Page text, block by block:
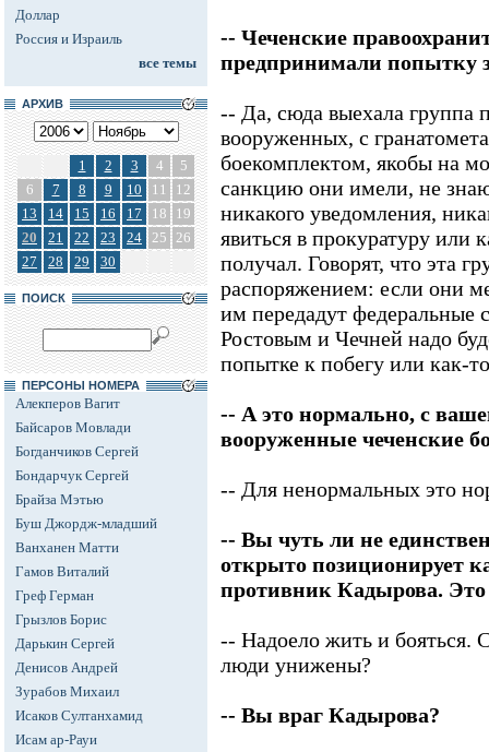
Доллар
Россия и Израиль
все темы
АРХИВ
1 2 3 4
5
6
7 8 9 10 11
12
13
14 15 16 17 18
19
20
21 22 23 24 25 26
27
28 29 30
ПОИСК
ПЕРСОНЫ НОМЕРА
Алекперов Вагит
Байсаров Мовлади
Богданчиков Сергей
Бондарчук Сергей
Брайза Мэтью
Буш Джордж-младший
Ванханен Матти
Гамов Виталий
Греф Герман
Грызлов Борис
Дарькин Сергей
Денисов Андрей
Зурабов Михаил
Исаков Султанхамид
Исам ар-Рауи
-- Чеченские
предпринимали попытку
-- Да, сюда выехала группа
вооруженных, с
боекомплектом, якобы на
санкцию они имели, не
никакого уведомления,
явиться в прокуратуру или
получал. Говорят, что эта
распоряжением: если они
им передадут федеральные
Ростовым и Чечней надо
попытке к побегу или как-
-- А это нормально, с
вооруженные чеченские
-- Для ненормальных это
-- Вы чуть ли не
открыто позиционирует
противник Кадырова. Это
-- Надоело жить и бояться.
люди унижены?
-- Вы враг Кадырова?